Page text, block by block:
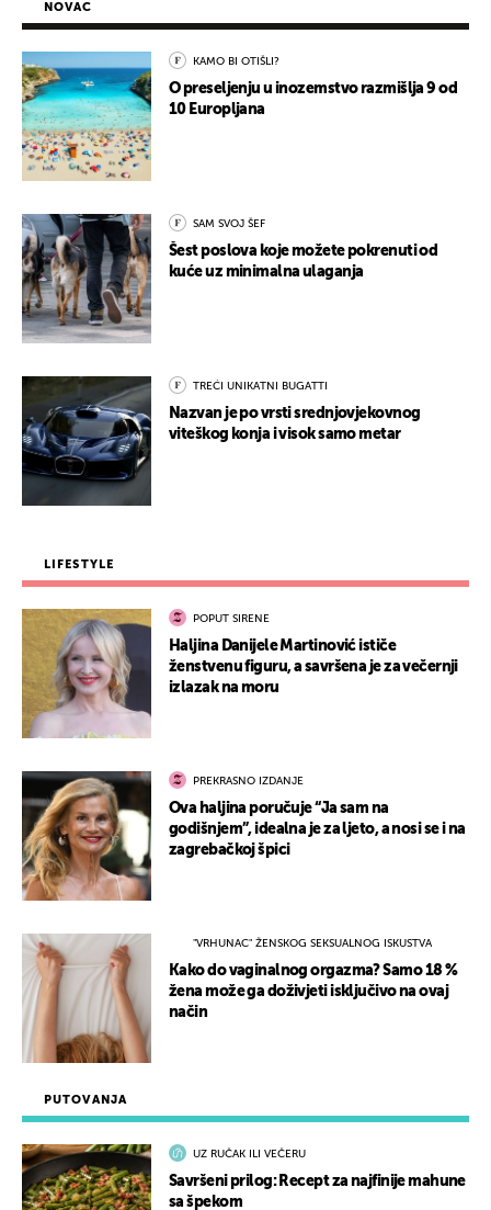
PUTOVANJA
UZ RUČAK ILI VEČERU
Savršeni prilog: Recept za najfinije mahune
sa špekom
NOVAC
KAMO BI OTIŠLI?
O preseljenju u inozemstvo razmišlja 9 od
10 Europljana
SAM SVOJ ŠEF
Šest poslova koje možete pokrenuti od
kuće uz minimalna ulaganja
TREĆI UNIKATNI BUGATTI
Nazvan je po vrsti srednjovjekovnog
viteškog konja i visok samo metar
LIFESTYLE
POPUT SIRENE
Haljina Danijele Martinović ističe
ženstvenu figuru, a savršena je za večernji
izlazak na moru
PREKRASNO IZDANJE
Ova haljina poručuje “Ja sam na
godišnjem”, idealna je za ljeto, a nosi se i na
zagrebačkoj špici
"VRHUNAC" ŽENSKOG SEKSUALNOG ISKUSTVA
Kako do vaginalnog orgazma? Samo 18 %
žena može ga doživjeti isključivo na ovaj
način